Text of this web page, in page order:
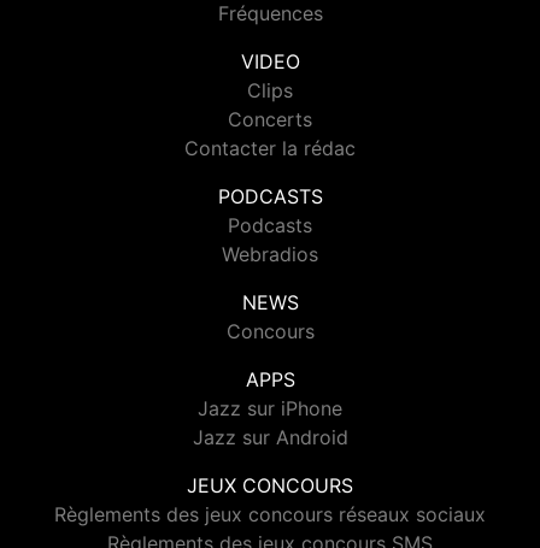
Fréquences
VIDEO
Clips
Concerts
Contacter la rédac
PODCASTS
Podcasts
Webradios
NEWS
Concours
APPS
Jazz sur iPhone
Jazz sur Android
JEUX CONCOURS
Règlements des jeux concours réseaux sociaux